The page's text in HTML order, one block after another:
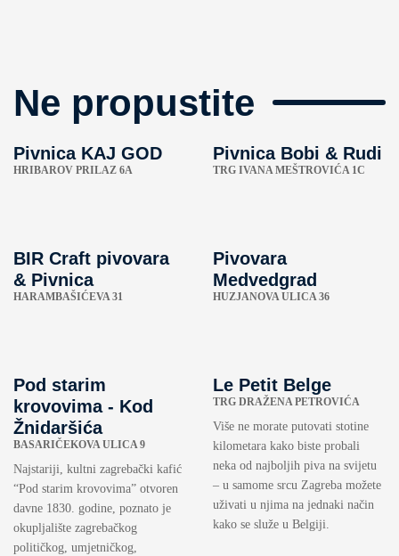
Ne propustite
Pivnica KAJ GOD
HRIBAROV PRILAZ 6A
Pivnica Bobi & Rudi
TRG IVANA MEŠTROVIĆA 1C
BIR Craft pivovara
& Pivnica
HARAMBAŠIĆEVA 31
Pivovara
Medvedgrad
HUZJANOVA ULICA 36
Pod starim
krovovima - Kod
Žnidaršića
BASARIČEKOVA ULICA 9
Najstariji, kultni zagrebački kafić
“Pod starim krovovima” otvoren
davne 1830. godine, poznato je
okupljalište zagrebačkog
političkog, umjetničkog,
Le Petit Belge
TRG DRAŽENA PETROVIĆA
Više ne morate putovati stotine
kilometara kako biste probali
neka od najboljih piva na svijetu
– u samome srcu Zagreba možete
uživati u njima na jednaki način
kako se služe u Belgiji.